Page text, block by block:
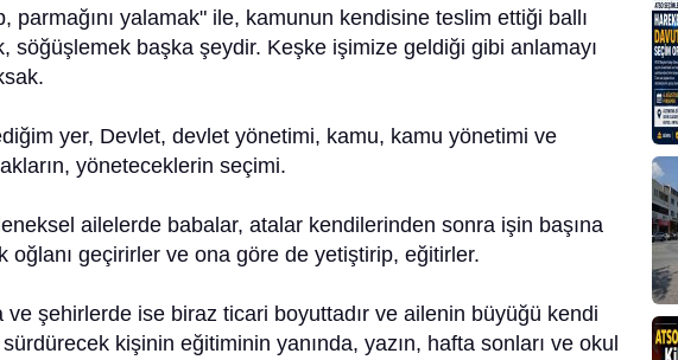
parmağını yalamak" ile, kamunun kendisine teslim ettiği ballı
söğüşlemek başka şeydir. Keşke işimize geldiği gibi anlamayı
yer, Devlet, devlet yönetimi, kamu, kamu yönetimi ve
yöneteceklerin seçimi.
ailelerde babalar, atalar kendilerinden sonra işin başına
oğlanı geçirirler ve ona göre de yetiştirip, eğitirler.
ve şehirlerde ise biraz ticari boyuttadır ve ailenin büyüğü kendi
kişinin eğitiminin yanında, yazın, hafta sonları ve okul